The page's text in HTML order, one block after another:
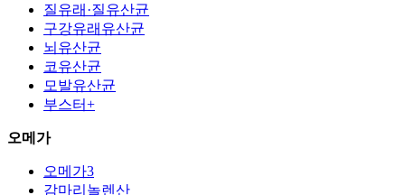
질유래·질유산균
구강유래유산균
뇌유산균
코유산균
모발유산균
부스터+
오메가
오메가3
감마리놀렌산